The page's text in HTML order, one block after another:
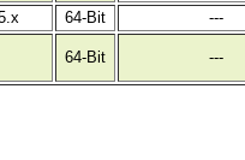
64-Bit
---
64-Bit ---